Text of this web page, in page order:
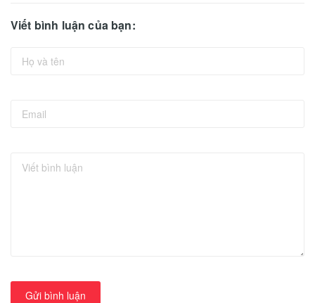
Viết bình luận của bạn:
Gửi bình luận